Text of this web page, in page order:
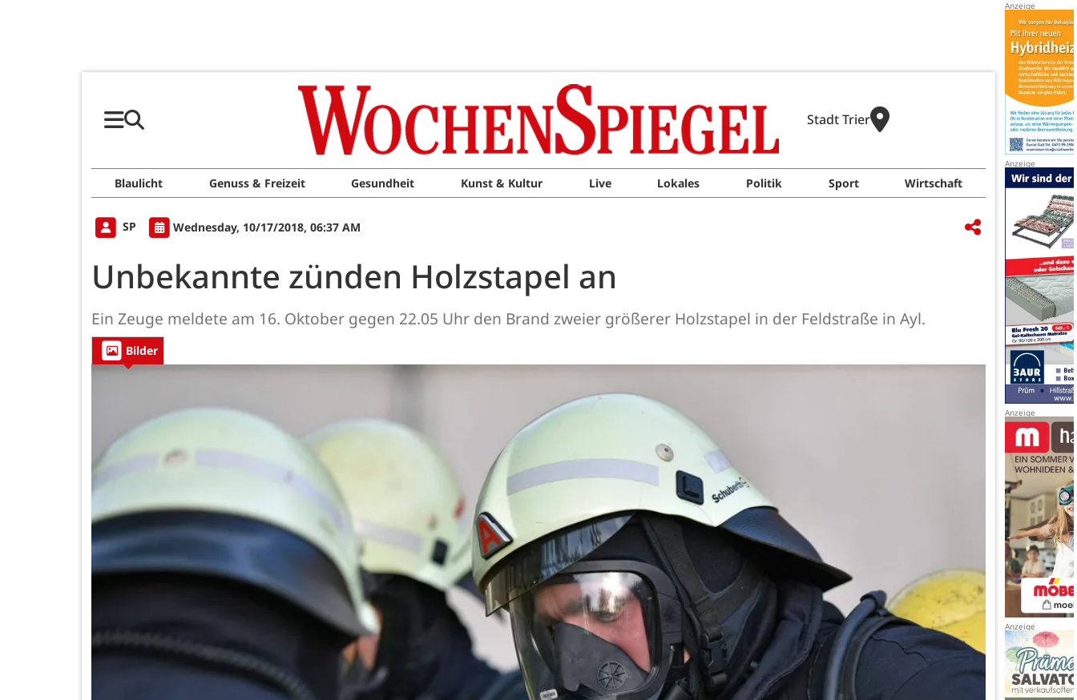
Stadt Trier
Blaulicht Genuss & Freizeit Gesundheit Kunst & Kultur Live Lokales Politik Sport Wirtschaft
SP Wednesday, 10/17/2018, 06:37 AM
Unbekannte zünden Holzstapel an
Ein Zeuge meldete am 16. Oktober gegen 22.05 Uhr den Brand zweier größerer Holzstapel in der Feldstraße in Ayl.
Bilder